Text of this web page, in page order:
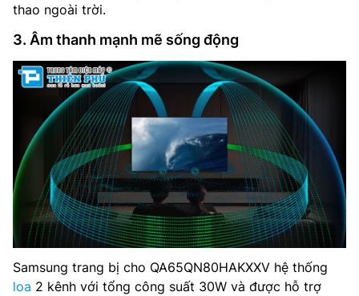
thao ngoài trời.
3. Âm thanh mạnh mẽ sống động
Samsung trang bị cho QA65QN80HAKXXV hệ thống
loa 2 kênh với tổng công suất 30W và được hỗ trợ